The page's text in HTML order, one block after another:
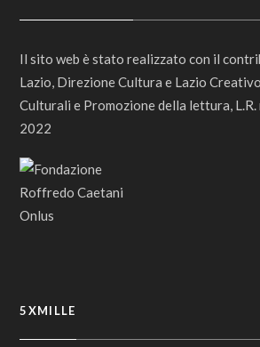
Il sito web è stato realizzato con il
Lazio, Direzione Cultura e Lazio
Culturali e Promozione della lettura,
2022
5XMILLE